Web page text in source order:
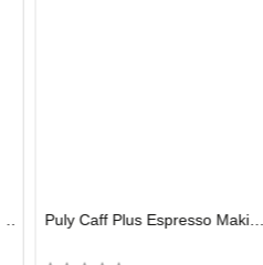
GÖNDERİ
Puly Caff Plus Espresso Makinesi Temizleyici Tablet 100 x 1.35 G